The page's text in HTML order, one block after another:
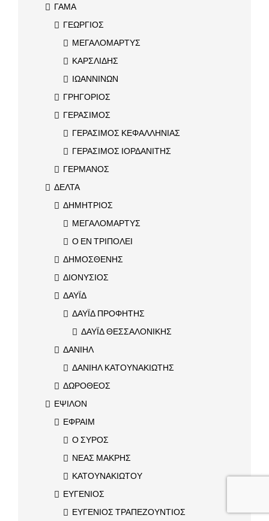
ΓΑΜΑ
ΓΕΩΡΓΙΟΣ
ΜΕΓΑΛΟΜΑΡΤΥΣ
ΚΑΡΣΛΙΔΗΣ
ΙΩΑΝΝΙΝΩΝ
ΓΡΗΓΟΡΙΟΣ
ΓΕΡΑΣΙΜΟΣ
ΓΕΡΑΣΙΜΟΣ ΚΕΦΑΛΛΗΝΙΑΣ
ΓΕΡΑΣΙΜΟΣ ΙΟΡΔΑΝΙΤΗΣ
ΓΕΡΜΑΝΟΣ
ΔΕΛΤΑ
ΔΗΜΗΤΡΙΟΣ
ΜΕΓΑΛΟΜΑΡΤΥΣ
Ο ΕΝ ΤΡΙΠΟΛΕΙ
ΔΗΜΟΣΘΕΝΗΣ
ΔΙΟΝΥΣΙΟΣ
ΔΑΥΪΔ
ΔΑΥΪΔ ΠΡΟΦΗΤΗΣ
ΔΑΥΪΔ ΘΕΣΣΑΛΟΝΙΚΗΣ
ΔΑΝΙΗΛ
ΔΑΝΙΗΛ ΚΑΤΟΥΝΑΚΙΩΤΗΣ
ΔΩΡΟΘΕΟΣ
ΕΨΙΛΟΝ
ΕΦΡΑΙΜ
Ο ΣΥΡΟΣ
ΝΕΑΣ ΜΑΚΡΗΣ
ΚΑΤΟΥΝΑΚΙΩΤΟΥ
ΕΥΓΕΝΙΟΣ
ΕΥΓΕΝΙΟΣ ΤΡΑΠΕΖΟΥΝΤΙΟΣ